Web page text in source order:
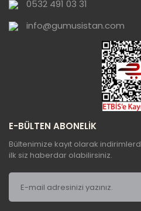
Bu ürüne benzer farklı
0532 491 03 31
info@gumusistan.com
E-BÜLTEN ABONELİK
Bültenimize kayıt olarak
ilk siz haberdar olabilirsiniz.